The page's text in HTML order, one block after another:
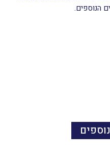
הנוספים.